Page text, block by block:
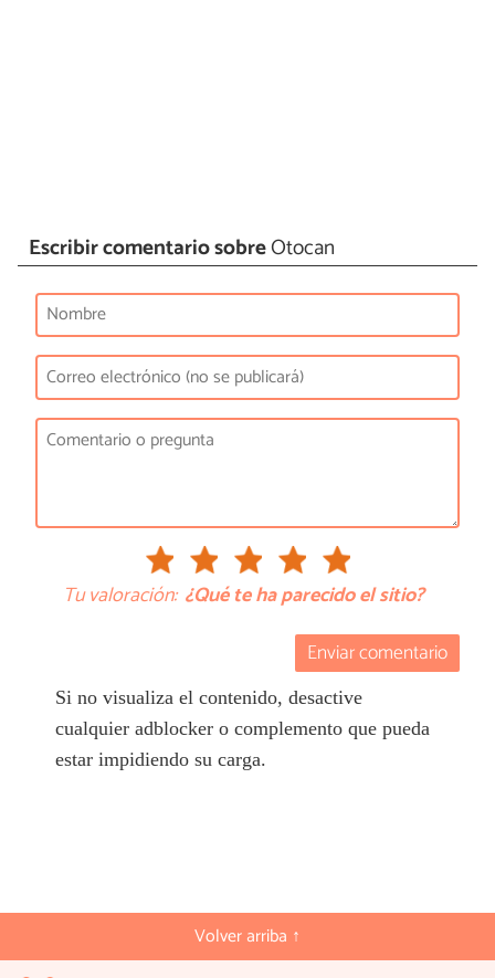
Escribir comentario sobreOtocan
Tu valoración: ¿Qué te ha parecido el sitio?
Enviar comentario
Si no visualiza el contenido, desactive
cualquier adblocker o complemento que pueda
estar impidiendo su carga.
Volver arriba ↑